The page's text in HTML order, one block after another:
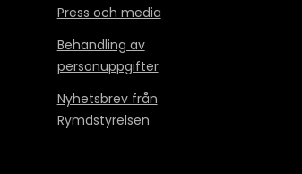
Press och media
Behandling av
personuppgifter
Nyhetsbrev från
Rymdstyrelsen